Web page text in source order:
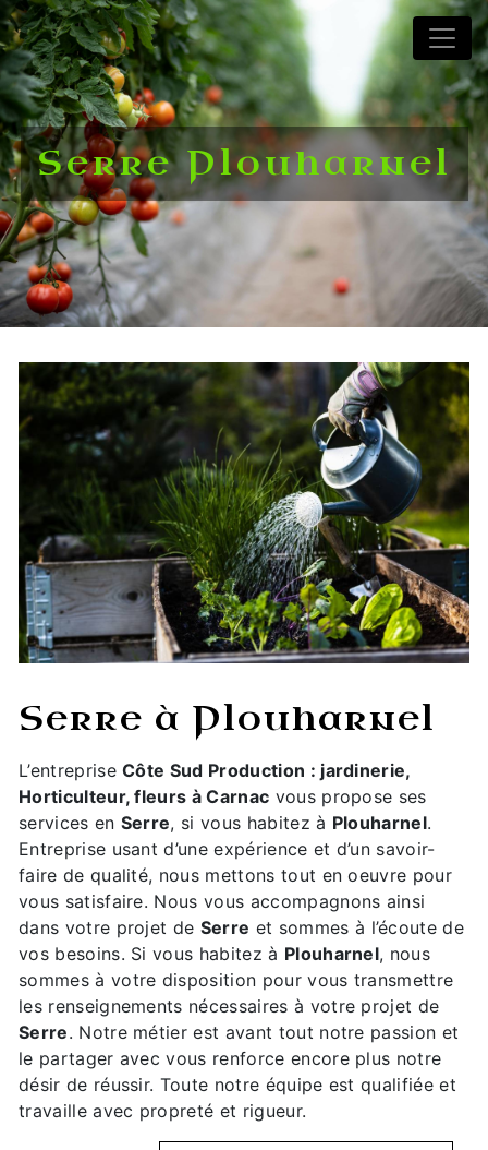
Panneau de gestion des cookies
Serre Plouharnel
Serre à Plouharnel
L’entrepriseCôte Sud Production : jardinerie,
Horticulteur, fleurs à Carnac vous propose ses
services en Serre, si vous habitez à Plouharnel.
Entreprise usant d’une expérience et d’un savoir-
faire de qualité, nous mettons tout en oeuvre pour
vous satisfaire. Nous vous accompagnons ainsi
dans votre projet de Serre et sommes à l’écoute de
vos besoins. Si vous habitez à Plouharnel, nous
sommes à votre disposition pour vous transmettre
les renseignements nécessaires à votre projet de
Serre. Notre métier est avant tout notre passion et
le partager avec vous renforce encore plus notre
désir de réussir. Toute notre équipe est qualifiée et
travaille avec propreté et rigueur.